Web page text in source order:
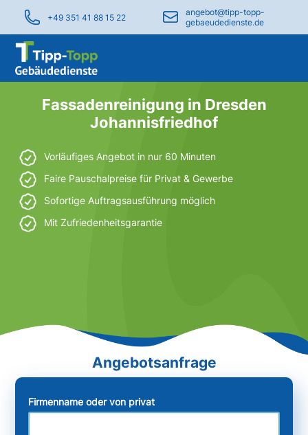
+49 351 41 88 15 22
angebot@tipp-topp-
gebaeudedienste.de
Fassadenreinigung in Dresden
Johannisfriedhof
Vorläufiges Angebot in nur 60 Minuten
Faire Pauschalpreise für Privat & Gewerbe
Sofortige Auftragsausführung möglich
Mit Zufriedenheitsgarantie
Firmenname oder von privat